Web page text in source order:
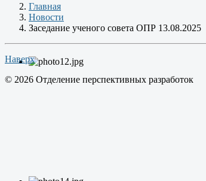
Главная
Новости
Заседание ученого совета ОПР 13.08.2025
Наверх
© 2026 Отделение перспективных разработок